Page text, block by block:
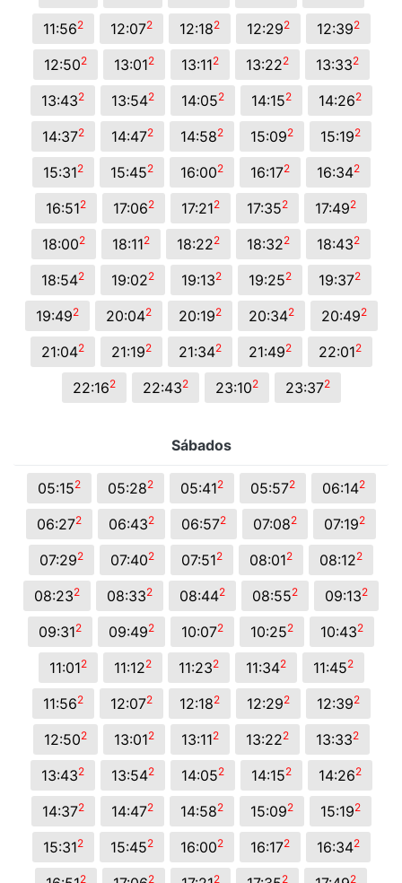
11:562 12:072 12:182 12:292 12:392
12:502 13:012 13:112 13:222 13:332
13:432 13:542 14:052 14:152 14:262
14:372 14:472 14:582 15:092 15:192
15:312 15:452 16:002 16:172 16:342
16:512 17:062 17:212 17:352 17:492
18:002 18:112 18:222 18:322 18:432
18:542 19:022 19:132 19:252 19:372
19:492 20:042 20:192 20:342 20:492
21:042 21:192 21:342 21:492 22:012
22:162 22:432 23:102 23:372
Sábados
05:152 05:282 05:412 05:572 06:142
06:272 06:432 06:572 07:082 07:192
07:292 07:402 07:512 08:012 08:122
08:232 08:332 08:442 08:552 09:132
09:312 09:492 10:072 10:252 10:432
11:012 11:122 11:232 11:342 11:452
11:562 12:072 12:182 12:292 12:392
12:502 13:012 13:112 13:222 13:332
13:432 13:542 14:052 14:152 14:262
14:372 14:472 14:582 15:092 15:192
15:312 15:452 16:002 16:172 16:342
2 2 2 2 2